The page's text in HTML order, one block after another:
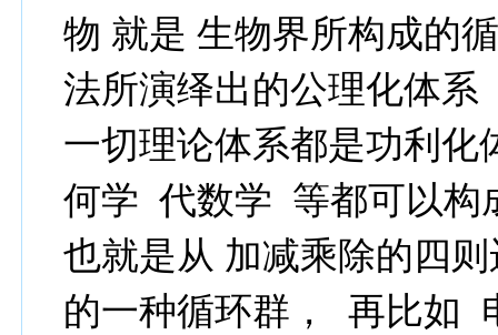
物 就是 生物界所构成的
法所演绎出的公理化体系
一切理论体系都是功利化
何学 代数学 等都可以构
也就是从 加减乘除的四
的一种循环群， 再比如